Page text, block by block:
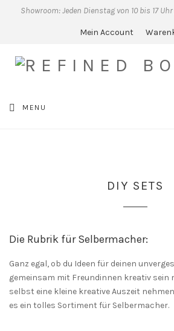
Showroom: Jeden Dienstag von 10 bis 17
Mein Account
MENU
DIY SETS
Die Rubrik für Selbermacher:
Ganz egal, ob du Ideen für deinen
gemeinsam mit Freundinnen kreativ sein
selbst eine kleine kreative Auszeit
es ein tolles Sortiment für Selbermacher.